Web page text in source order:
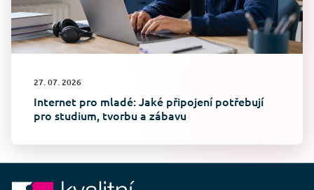
27. 07. 2026
Internet pro mladé: Jaké připojení potřebují
pro studium, tvorbu a zábavu